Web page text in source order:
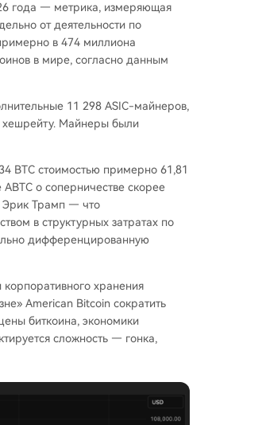
года — метрика, измеряющая
от деятельности по
в 474 миллиона
в мире, согласно данным
11 298 ASIC-майнеров,
хешрейту. Майнеры были
BTC стоимостью примерно 61,81
о соперничестве скорее
Эрик Трамп — что
в структурных затратах по
дифференцированную
хранения
American Bitcoin сократить
биткоина, экономики
сложность — гонка,